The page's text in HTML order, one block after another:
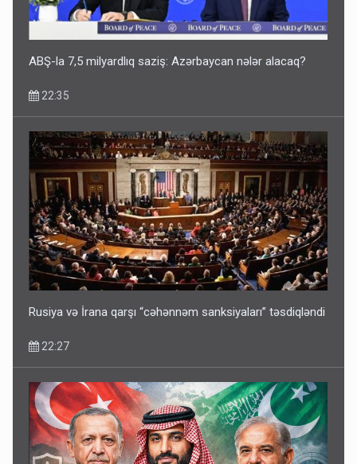
Geri çağırılan səfir Abel Məhərrəmovun oğludur - DOSYE
Media və Yayım Şurasına əlavə hüquq və vəzifələr verilib
13:24
ABŞ-la 7,5 milyardlıq saziş: Azərbaycan nələr alacaq?
22:35
Rusiya və İrana qarşı “cəhənnəm sanksiyaları” təsdiqləndi
22:27